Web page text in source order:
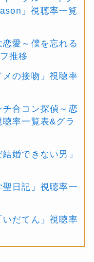
」視聴率一覧
愛～僕を忘れる
推移
の接吻」視聴率
合コン探偵～恋
率一覧表&グラ
婚できない男」
日記」視聴率一
だてん」視聴率